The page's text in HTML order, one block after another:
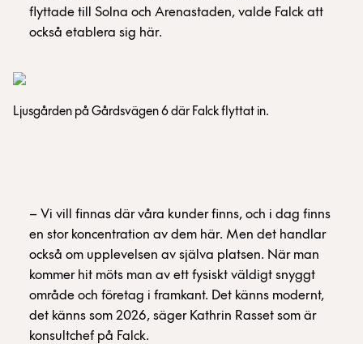
flyttade till Solna och Arenastaden, valde Falck att
också etablera sig här.
Ljusgården på Gårdsvägen 6 där Falck flyttat in.
– Vi vill finnas där våra kunder finns, och i dag finns
en stor koncentration av dem här. Men det handlar
också om upplevelsen av själva platsen. När man
kommer hit möts man av ett fysiskt väldigt snyggt
område och företag i framkant. Det känns modernt,
det känns som 2026, säger Kathrin Rasset som är
konsultchef på Falck.